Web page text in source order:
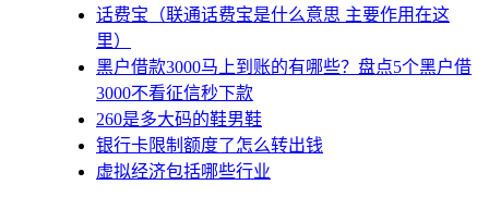
话费宝（联通话费宝是什么意思 主要作用在这
里）
黑户借款3000马上到账的有哪些？盘点5个黑户借
3000不看征信秒下款
260是多大码的鞋男鞋
银行卡限制额度了怎么转出钱
虚拟经济包括哪些行业